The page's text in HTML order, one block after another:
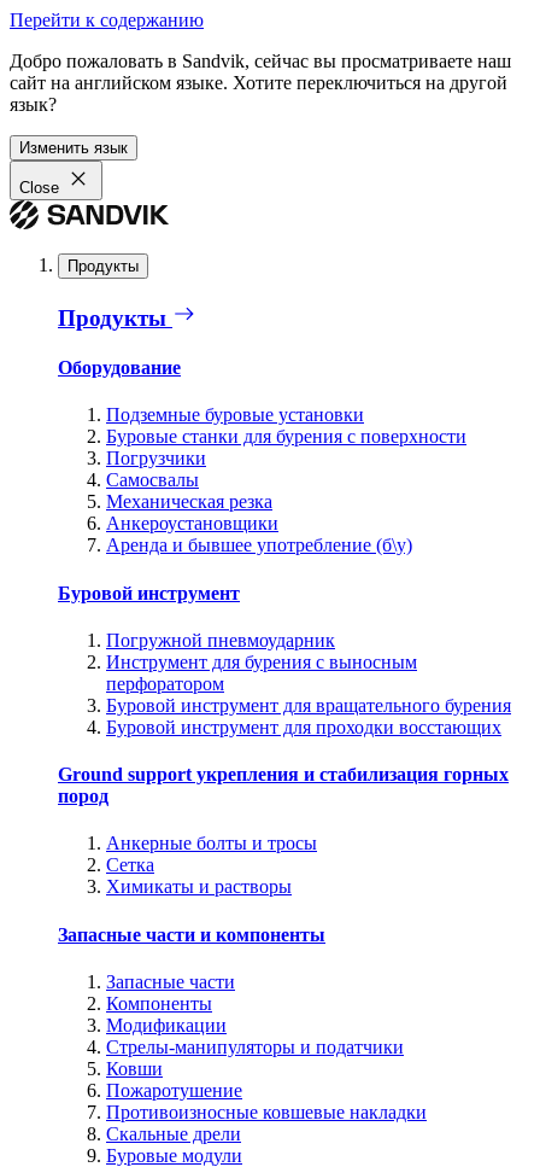
Перейти к содержанию
Добро пожаловать в Sandvik, сейчас вы просматриваете наш
сайт на английском языке. Хотите переключиться на другой
язык?
Изменить язык
Close
Продукты
Продукты
Оборудование
Подземные буровые установки
Буровые станки для бурения с поверхности
Погрузчики
Самосвалы
Механическая резка
Анкероустановщики
Аренда и бывшее употребление (б\у)
Буровой инструмент
Погружной пневмоударник
Инструмент для бурения с выносным
перфоратором
Буровой инструмент для вращательного бурения
Буровой инструмент для проходки восстающих
Ground support укрепления и стабилизация горных
пород
Анкерные болты и тросы
Сетка
Химикаты и растворы
Запасные части и компоненты
Запасные части
Компоненты
Модификации
Стрелы-манипуляторы и податчики
Ковши
Пожаротушение
Противоизносные ковшевые накладки
Скальные дрели
Буровые модули